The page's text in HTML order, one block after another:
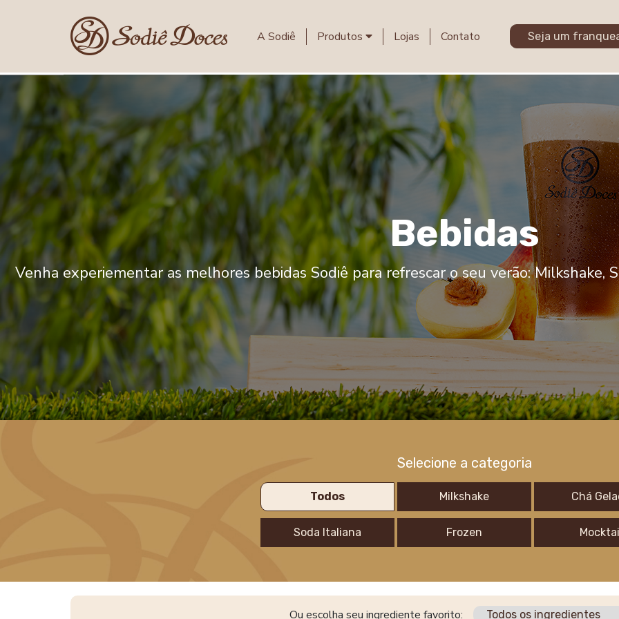
A Sodiê Produtos Lojas Contato Seja um
Bebidas
Venha experiementar as melhores bebidas Sodiê para refrescar o seu verão: Milkshake,
Selecione a categoria
Todos Milkshake Chá
Soda Italiana Frozen
Ou escolha seu ingrediente favorito: